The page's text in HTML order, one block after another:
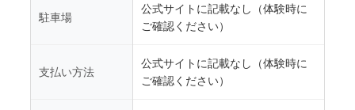
駐車場
公式サイトに記載なし（体験時に
ご確認ください）
支払い方法
公式サイトに記載なし（体験時に
ご確認ください）